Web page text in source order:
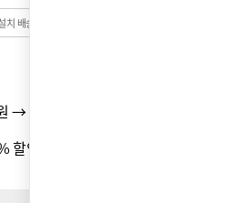
배송일 예측 시스템
→ 월 할인 렌탈료
할인 신용카드 할인가